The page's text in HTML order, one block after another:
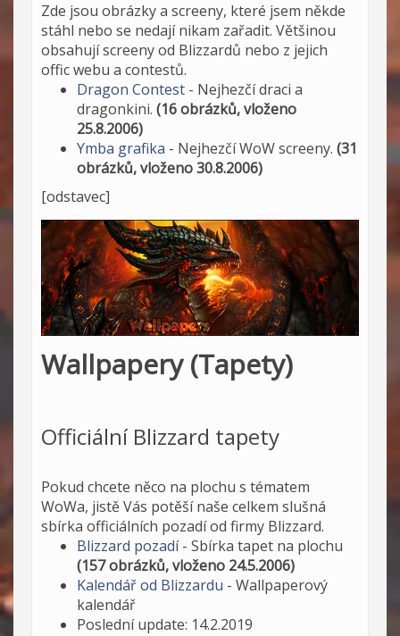
Zde jsou obrázky a screeny, které jsem někde
stáhl nebo se nedají nikam zařadit. Většinou
obsahují screeny od Blizzardů nebo z jejich
offic webu a contestů.
Dragon Contest - Nejhezčí draci a
dragonkini. (16 obrázků, vloženo
25.8.2006)
Ymba grafika - Nejhezčí WoW screeny. (31
obrázků, vloženo 30.8.2006)
[odstavec]
Wallpapery (Tapety)
Officiální Blizzard tapety
Pokud chcete něco na plochu s tématem
WoWa, jistě Vás potěší naše celkem slušná
sbírka officiálních pozadí od firmy Blizzard.
Blizzard pozadí- Sbírka tapet na plochu
(157 obrázků, vloženo 24.5.2006)
Kalendář od Blizzardu - Wallpaperový
kalendář
Poslední update: 14.2.2019